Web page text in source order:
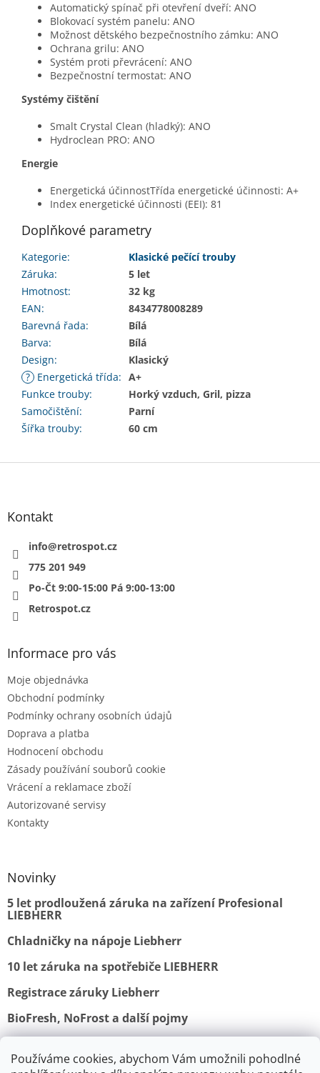
Používáme cookies, abychom Vám umožnili pohodlné
Automatický spínač při otevření dveří: ANO
Blokovací systém panelu: ANO
Možnost dětského bezpečnostního zámku: ANO
Ochrana grilu: ANO
Systém proti převrácení: ANO
Bezpečnostní termostat: ANO
Systémy čištění
Smalt Crystal Clean (hladký): ANO
Hydroclean PRO: ANO
Energie
Energetická účinnostTřída energetické účinnosti: A+
Index energetické účinnosti (EEI): 81
Doplňkové parametry
Kategorie:
Klasické pečící trouby
Záruka:
5 let
Hmotnost:
32 kg
EAN:
8434778008289
Barevná řada:
Bílá
Barva:
Bílá
Design:
Klasický
? Energetická třída: A+
Funkce trouby:
Horký vzduch, Gril, pizza
Samočištění:
Parní
Šířka trouby: 60 cm
Z
Kontakt
info@retrospot.cz
775 201 949
Po-Čt 9:00-15:00 Pá 9:00-13:00
Retrospot.cz
Informace pro vás
Moje objednávka
Obchodní podmínky
Podmínky ochrany osobních údajů
Doprava a platba
Hodnocení obchodu
Zásady používání souborů cookie
Vrácení a reklamace zboží
Autorizované servisy
Kontakty
Novinky
5 let prodloužená záruka na zařízení Profesional
LIEBHERR
Chladničky na nápoje Liebherr
10 let záruka na spotřebiče LIEBHERR
Registrace záruky Liebherr
BioFresh, NoFrost a další pojmy